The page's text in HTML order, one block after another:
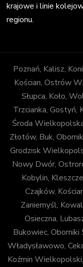
krajowe i linie
regionu.
Poznań, Kalisz,
Kościan, Ostrów
Słupca, Koło,
Trzcianka, Gostyń,
Środa
Złotów, Buk,
Grodzisk
Nowy Dwór,
Kobylin,
Czajków,
Zaniemyśl,
Osieczna,
Bukowiec,
Władysławowo,
Koźmin